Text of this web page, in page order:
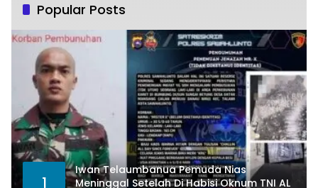
Popular Posts
1
Iwan Telaumbanua Pemuda Nias
Meninggal Setelah Di Habisi Oknum TNI AL